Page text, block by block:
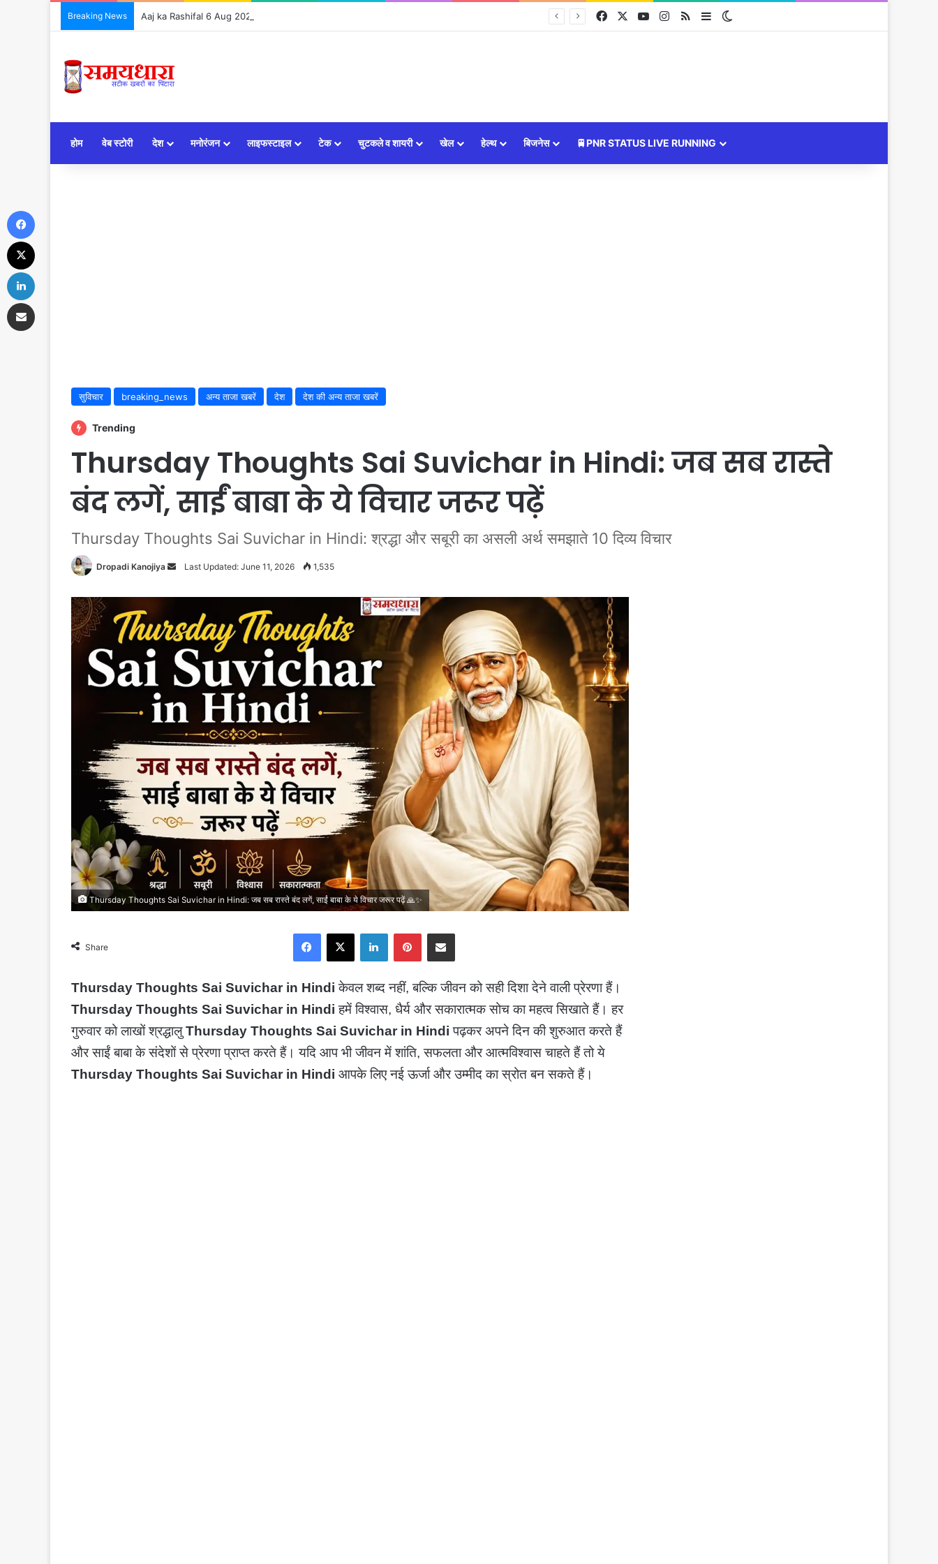
Breaking News Aaj ka Rashifal 6 Aug 2026: जानें कैसा रहेगा आपका दिन, सभी 12 राशियों का राशिफल और शुभ उपाय ⭐ Facebook YouTubeInstagram
RSS Sidebar
होम वेब स्टोरी देश मनोरंजन लाइफस्टाइल टेक चुटकले व शायरी खेल हेल्थ बिजनेस 🚆PNR STATUS LIVE RUNNING
सुविचार breaking_news अन्य ताजा खबरें देश देश की अन्य ताजा खबरें
Trending
Thursday Thoughts Sai Suvichar in Hindi: जब सब रास्ते
बंद लगें, साईं बाबा के ये विचार जरूर पढ़ें
Thursday Thoughts Sai Suvichar in Hindi: श्रद्धा और सबूरी का असली अर्थ समझाते 10 दिव्य विचार
Dropadi Kanojiya
Send
email
Last Updated: June 11, 2026 1,535
Thursday Thoughts Sai Suvichar in Hindi: जब सब रास्ते बंद लगें, साईं बाबा के ये विचार जरूर पढ़ें 🙏✨
Share
Facebook X LinkedIn Pinterest Share via Email
Thursday Thoughts Sai Suvichar in Hindi केवल शब्द नहीं, बल्कि जीवन को सही दिशा देने वाली प्रेरणा हैं।
Thursday Thoughts Sai Suvichar in Hindi हमें विश्वास, धैर्य और सकारात्मक सोच का महत्व सिखाते हैं। हर
गुरुवार को लाखों श्रद्धालुThursday Thoughts Sai Suvichar in Hindi पढ़कर अपने दिन की शुरुआत करते हैं
और साईं बाबा के संदेशों से प्रेरणा प्राप्त करते हैं। यदि आप भी जीवन में शांति, सफलता और आत्मविश्वास चाहते हैं तो ये
Thursday Thoughts Sai Suvichar in Hindi आपके लिए नई ऊर्जा और उम्मीद का स्रोत बन सकते हैं।